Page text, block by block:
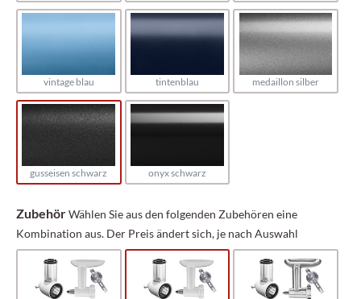
vintage blau tintenblau medaillon silber
gusseisen schwarz onyx schwarz
ZubehörWählen Sie aus den folgenden Zubehören eine
Kombination aus. Der Preis ändert sich, je nach Auswahl